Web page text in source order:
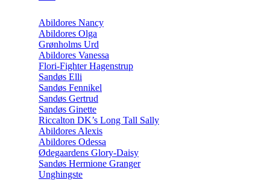
Abildores Nancy
Abildores Olga
Grønholms Urd
Abildores Vanessa
Flori-Fighter Hagenstrup
Sandøs Elli
Sandøs Fennikel
Sandøs Gertrud
Sandøs Ginette
Riccalton DK’s Long Tall Sally
Abildores Alexis
Abildores Odessa
Ødegaardens Glory-Daisy
Sandøs Hermione Granger
Unghingste